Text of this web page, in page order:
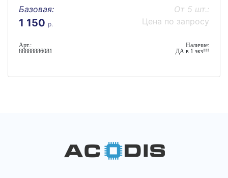
Базовая:
1 150 р.
От 5 шт.:
Цена по запросу
Арт.:
88888886081
Наличие:
ДА в 1 экз!!!